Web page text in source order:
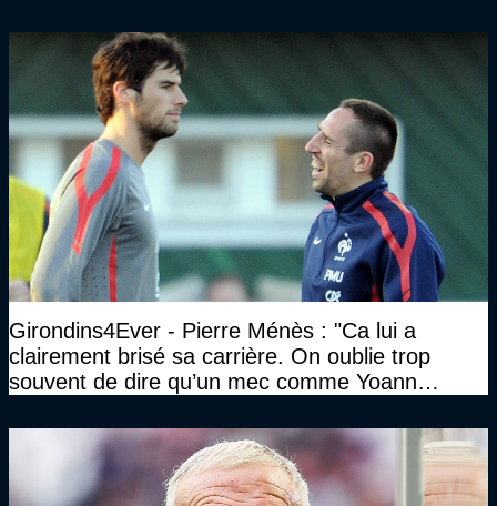
Girondins4Ever - Pierre Ménès : "Ca lui a
clairement brisé sa carrière. On oublie trop
souvent de dire qu’un mec comme Yoann